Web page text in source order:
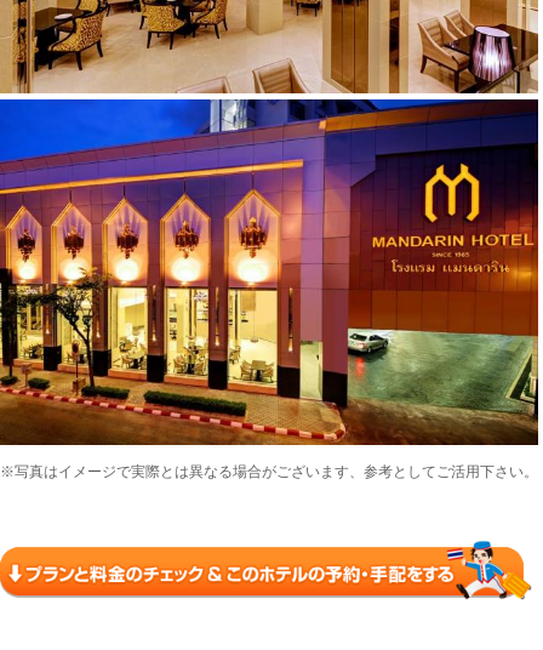
※写真はイメージで実際とは異なる場合がございます、参考としてご活用下さい。